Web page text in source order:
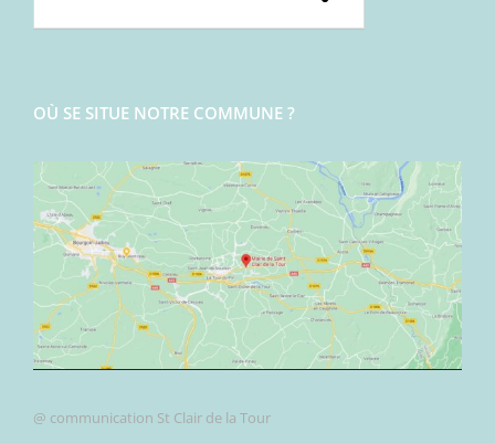
OÙ SE SITUE NOTRE COMMUNE ?
@ communication St Clair de la Tour